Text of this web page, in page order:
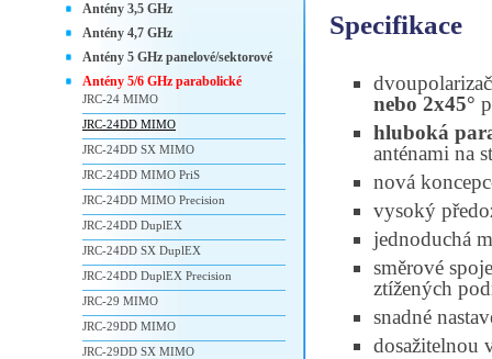
Specifikace
nebo 2x45°
hluboká
anténami na
nová
vysoký
jednoduchá
směrové
ztížených
snadné
dosažitelnou
Antény 3,5 GHz
Antény 4,7 GHz
Antény 5 GHz panelové/sektorové
Antény 5/6 GHz parabolické
JRC-24 MIMO
JRC-24DD MIMO
JRC-24DD SX MIMO
JRC-24DD MIMO PriS
JRC-24DD MIMO Precision
JRC-24DD DuplEX
JRC-24DD SX DuplEX
JRC-24DD DuplEX Precision
JRC-29 MIMO
JRC-29DD MIMO
JRC-29DD SX MIMO